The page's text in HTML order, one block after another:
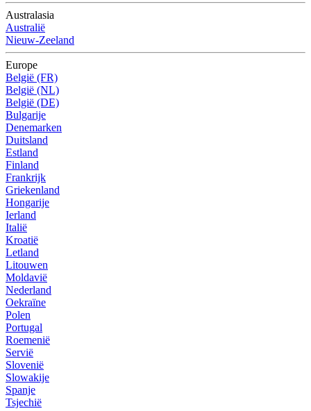
Australasia
Australië
Nieuw-Zeeland
Europe
België (FR)
België (NL)
België (DE)
Bulgarije
Denemarken
Duitsland
Estland
Finland
Frankrijk
Griekenland
Hongarije
Ierland
Italië
Kroatië
Letland
Litouwen
Moldavië
Nederland
Oekraïne
Polen
Portugal
Roemenië
Servië
Slovenië
Slowakije
Spanje
Tsjechië